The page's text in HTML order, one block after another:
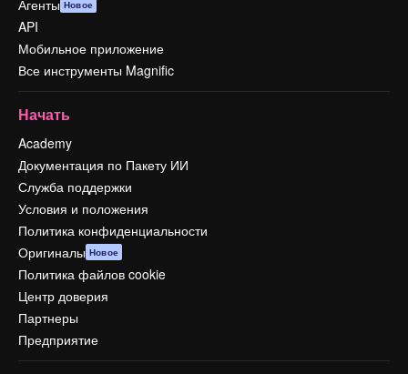
Агенты Новое
API
Мобильное приложение
Все инструменты Magnific
Начать
Academy
Документация по Пакету ИИ
Служба поддержки
Условия и положения
Политика конфиденциальности
Оригиналы Новое
Политика файлов cookie
Центр доверия
Партнеры
Предприятие